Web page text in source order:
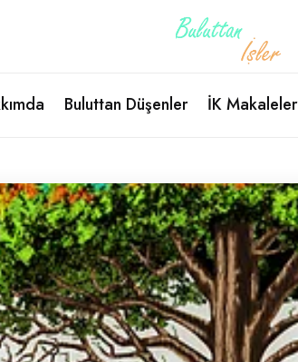
Buluttan Düşenler İK Makaleler